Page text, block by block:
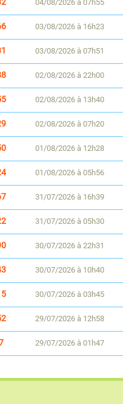
04/08/2026 à 07h55
03/08/2026 à 16h23
03/08/2026 à 07h51
02/08/2026 à 22h00
02/08/2026 à 13h40
02/08/2026 à 07h20
01/08/2026 à 12h28
01/08/2026 à 05h56
31/07/2026 à 16h39
31/07/2026 à 05h30
30/07/2026 à 22h31
30/07/2026 à 10h40
30/07/2026 à 03h45
29/07/2026 à 12h58
29/07/2026 à 01h47